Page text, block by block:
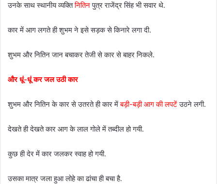
उनके साथ स्थानीय व्यक्तिनितिनपुत्र राजेंद्र सिंह भी सवार थे.
कार में आग लगते ही शुभम ने इसे सड़क से किनारे लगा दी.
शुभम और नितिन जान बचाकर तेजी से कार से बाहर निकले.
और धूं-धूं कर जल उठी कार
शुभम और नितिन के कार से उतरते ही कार मेंबड़ी-बड़ी आग की लपटेंउठने लगी.
देखते ही देखते कार आग के लाल गोले में तब्दील हो गयी.
कुछ ही देर में कार जलकर स्वाह हो गयी.
उसका मात्र जला हुआ लोहे का ढांचा ही बचा है.